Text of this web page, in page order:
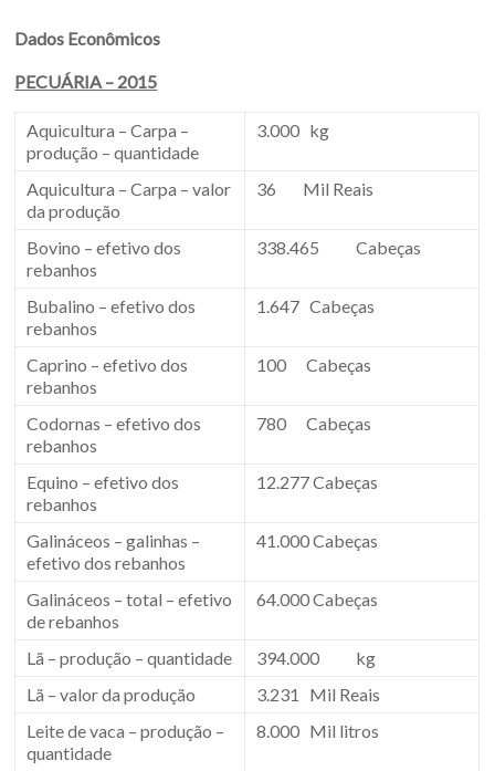
Dados Econômicos
PECUÁRIA – 2015
Aquicultura – Carpa –
produção – quantidade
3.000 kg
Aquicultura – Carpa – valor
da produção
36 Mil Reais
Bovino – efetivo dos
rebanhos
338.465 Cabeças
Bubalino – efetivo dos
rebanhos
1.647 Cabeças
Caprino – efetivo dos
rebanhos
100 Cabeças
Codornas – efetivo dos
rebanhos
780 Cabeças
Equino – efetivo dos
rebanhos
12.277 Cabeças
Galináceos – galinhas –
efetivo dos rebanhos
41.000 Cabeças
Galináceos – total – efetivo
de rebanhos
64.000 Cabeças
Lã – produção – quantidade
394.000 kg
Lã – valor da produção
3.231 Mil Reais
Leite de vaca – produção –
quantidade
8.000 Mil litros